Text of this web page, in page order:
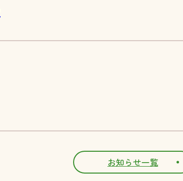
お知らせ一覧